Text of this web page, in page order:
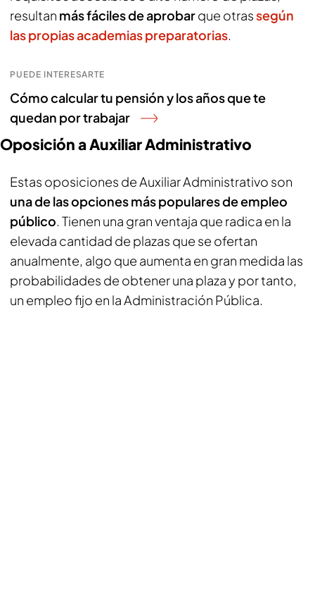
resultan más fáciles de aprobarque otrassegún
las propias academias preparatorias.
PUEDE INTERESARTE
Cómo calcular tu pensión y los años que te
quedan por trabajar
Oposición a Auxiliar Administrativo
Estas oposiciones de Auxiliar Administrativo son
una de las opciones más populares de empleo
público. Tienen una gran ventaja que radica en la
elevada cantidad de plazas que se ofertan
anualmente, algo que aumenta en gran medida las
probabilidades de obtener una plaza y por tanto,
un empleo fijo en la Administración Pública.